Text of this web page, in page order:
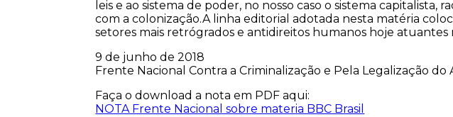
leis e ao sistema de poder, no nosso caso o sistema capitalista,
com a colonização.A linha editorial adotada nesta matéria
setores mais retrógrados e antidireitos humanos hoje atuantes
9 de junho de 2018
Frente Nacional Contra a Criminalização e Pela Legalização do
Faça o download a nota em PDF aqui:
NOTA Frente Nacional sobre materia BBC Brasil